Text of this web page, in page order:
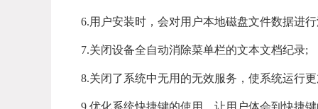
6.用户安装时，会对用户本地磁盘文件数据进
7.关闭设备全自动消除菜单栏的文本文档纪录;
8.关闭了系统中无用的无效服务，使系统运行
9.优化系统快捷键的使用，让用户体会到快捷